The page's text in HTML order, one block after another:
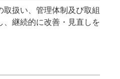
扱い、管理体制及び取組
継続的に改善・見直しを